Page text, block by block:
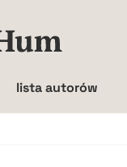
lista autorów